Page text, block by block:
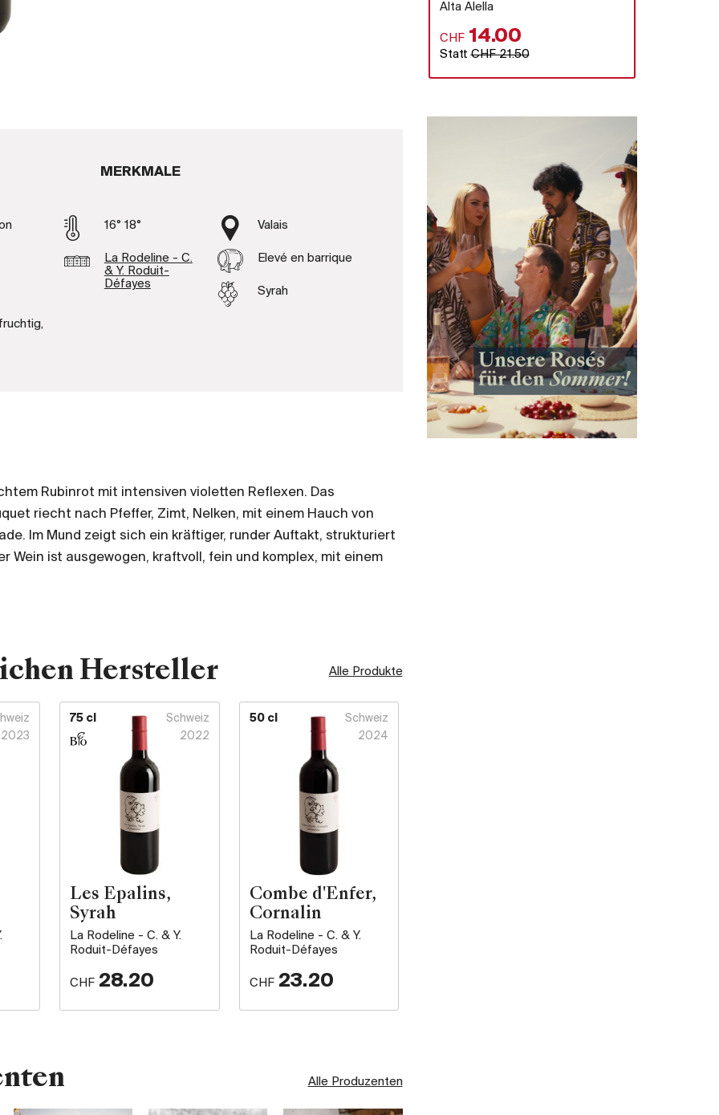
MERKMALE
16° 18° Valais
La Rodeline - C.
& Y. Roduit-
Défayes
Elevé en barrique
Syrah
Rubinrot mit intensiven violetten Reflexen. Das
riecht nach Pfeffer, Zimt, Nelken, mit einem Hauch von
Im Mund zeigt sich ein kräftiger, runder Auftakt, strukturiert
Wein ist ausgewogen, kraftvoll, fein und komplex, mit einem
Hersteller Alle Produkte
2023
75 cl
Schweiz
2022
Les Epalins,
Syrah
La Rodeline - C. & Y.
Roduit-Défayes
CHF 28.20
50 cl
Schweiz
2024
Combe d'Enfer,
Cornalin
La Rodeline - C. & Y.
Roduit-Défayes
CHF 23.20
Alle Produzenten
Alta Alella
CHF 14.00
StattCHF 21.50